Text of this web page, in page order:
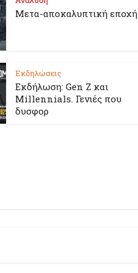
Μετα-αποκαλυπτική εποχή
Εκδηλώσεις
Εκδήλωση: Gen Z και
Millennials. Γενιές που
δυσφορ